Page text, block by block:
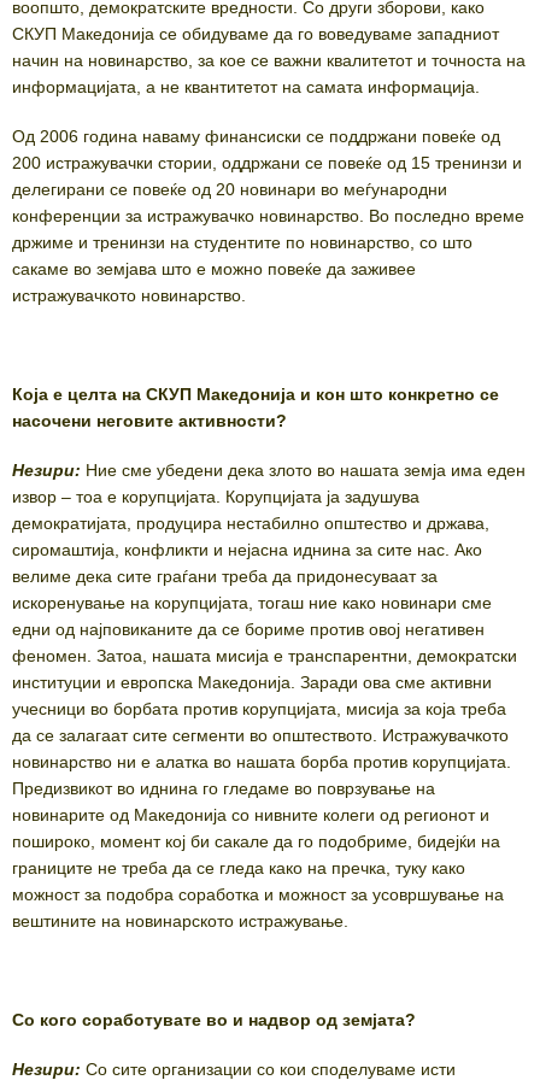
воопшто, демократските вредности. Со други зборови, како
СКУП Македонија се обидуваме да го воведуваме западниот
начин на новинарство, за кое се важни квалитетот и точноста на
информацијата, а не квантитетот на самата информација.
Од 2006 година наваму финансиски се поддржани повеќе од
200 истражувачки стории, оддржани се повеќе од 15 тренинзи и
делегирани се повеќе од 20 новинари во меѓународни
конференции за истражувачко новинарство. Во последно време
држиме и тренинзи на студентите по новинарство, со што
сакаме во земјава што е можно повеќе да заживее
истражувачкото новинарство.
Која е целта на СКУП Македонија и кон што конкретно се
насочени неговите активности?
Незири: Ние сме убедени дека злото во нашата земја има еден
извор – тоа е корупцијата. Корупцијата ја задушува
демократијата, продуцира нестабилно општество и држава,
сиромаштија, конфликти и нејасна иднина за сите нас. Ако
велиме дека сите граѓани треба да придонесуваат за
искоренување на корупцијата, тогаш ние како новинари сме
едни од најповиканите да се бориме против овој негативен
феномен. Затоа, нашата мисија е транспарентни, демократски
институции и европска Македонија. Заради ова сме активни
учесници во борбата против корупцијата, мисија за која треба
да се залагаат сите сегменти во општеството. Истражувачкото
новинарство ни е алатка во нашата борба против корупцијата.
Предизвикот во иднина го гледаме во поврзување на
новинарите од Македонија со нивните колеги од регионот и
пошироко, момент кој би сакале да го подобриме, бидејќи на
границите не треба да се гледа како на пречка, туку како
можност за подобра соработка и можност за усовршување на
вештините на новинарското истражување.
Со кого соработувате во и надвор од земјата?
Незири: Со сите организации со кои споделуваме исти